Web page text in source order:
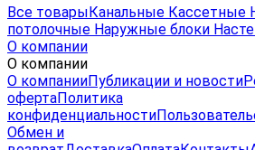
Все товарыКанальные Кассетные
потолочные Наружные блоки
О компании
О компании
О компанииПубликации и новости
офертаПолитика
конфиденциальности
Обмен и